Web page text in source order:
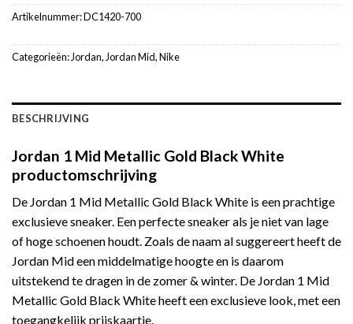
Artikelnummer:DC1420-700
Categorieën: Jordan, Jordan Mid,Nike
BESCHRIJVING
Jordan 1 Mid Metallic Gold Black White
productomschrijving
De Jordan 1 Mid Metallic Gold Black White is een prachtige
exclusieve sneaker. Een perfecte sneaker als je niet van lage
of hoge schoenen houdt. Zoals de naam al suggereert heeft de
Jordan Mid een middelmatige hoogte en is daarom
uitstekend te dragen in de zomer & winter. De Jordan 1 Mid
Metallic Gold Black White heeft een exclusieve look, met een
toegangkelijk prijskaartje.